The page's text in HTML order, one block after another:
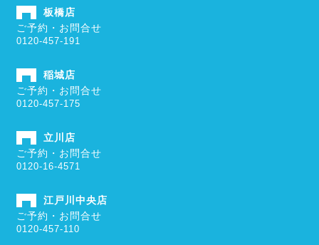
板橋店
ご予約・お問合せ
0120-457-191
稲城店
ご予約・お問合せ
0120-457-175
立川店
ご予約・お問合せ
0120-16-4571
江戸川中央店
ご予約・お問合せ
0120-457-110